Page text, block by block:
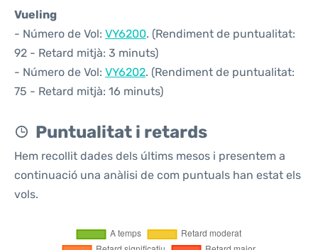
Vueling
- Número de Vol: VY6200. (Rendiment de puntualitat:
92 - Retard mitjà: 3 minuts)
- Número de Vol: VY6202. (Rendiment de puntualitat:
75 - Retard mitjà: 16 minuts)
Puntualitat i retards
Hem recollit dades dels últims mesos i presentem a
continuació una anàlisi de com puntuals han estat els
vols.